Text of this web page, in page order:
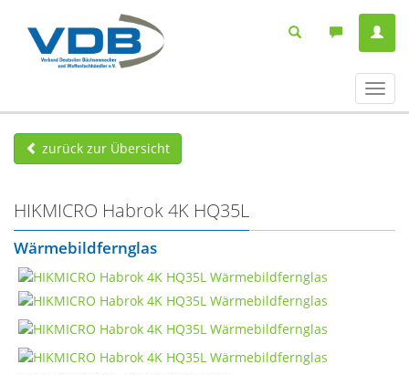
ein-/
zurück zur Übersicht
HIKMICRO Habrok 4K HQ35L
Wärmebildfernglas